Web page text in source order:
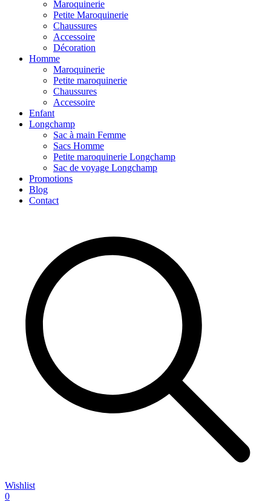
Maroquinerie
Petite Maroquinerie
Chaussures
Accessoire
Décoration
Homme
Maroquinerie
Petite maroquinerie
Chaussures
Accessoire
Enfant
Longchamp
Sac à main Femme
Sacs Homme
Petite maroquinerie Longchamp
Sac de voyage Longchamp
Promotions
Blog
Contact
Wishlist
0